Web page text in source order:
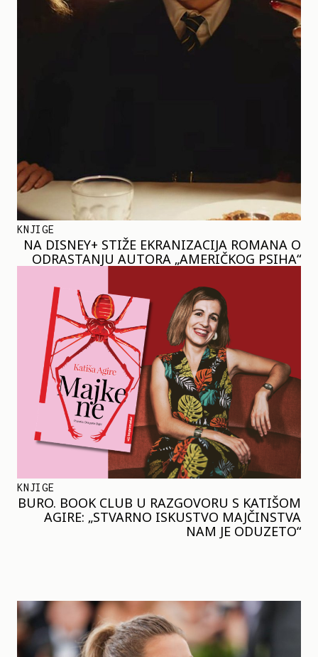
KNJIGE
NA DISNEY+ STIŽE EKRANIZACIJA ROMANA O
ODRASTANJU AUTORA „AMERIČKOG PSIHA“
KNJIGE
BURO. BOOK CLUB U RAZGOVORU S KATIŠOM
AGIRE: „STVARNO ISKUSTVO MAJČINSTVA
NAM JE ODUZETO“